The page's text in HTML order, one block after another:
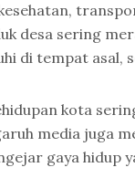
desa sering
di tempat asal,
kota
media juga
gaya hidup